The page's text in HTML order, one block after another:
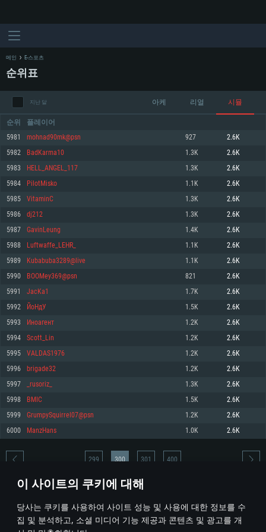
이 사이트의 쿠키에 대해
당사는 쿠키를 사용하여 사이트 성능 및 사용에 대한 정보를 수
집 및 분석하고, 소셜 미디어 기능 제공과 콘텐츠 및 광고를 개
최소사양
운영체제: Windows 10 (64 bit)
프로세서: 2.2 GHz 듀얼코어 이상
메모리: 4GB
그래픽 카드: DirectX 11 이상을 지원하는 AMD Radeon 77XX / NVIDIA
GeForce GT 660. 최소 사양 해상도: 720p
네트워크: 브로드밴드 인터넷
여유 저장 공간: 22.1 GB (최소 클라이언트)
권장 사양
570 혹은 그 이상
여유 저장 공간: 62.2 GB (전체 클라이언트)
최소사양
운영체제: Mac OS Big Sur 11.0
프로세서: 최소 2.2 GHz의 Core i5 (Intel Xeon 은 지원하지 않습니다)
메모리: 6 GB
그래픽 카드: Metal 을 지원하는 Intel Iris Pro 5200 (Mac), 혹은 이와 비슷한 성
능을 가지는 Mac 버전의 AMD/Nvidia. 최소 해상도: 720p
네트워크: 브로드밴드 인터넷
여유 저장 공간: 22.1 GB (최소 클라이언트)
권장 사양
네트워크: 브로드밴드 인터넷
여유 저장 공간: 62.2 GB (전체 클라이언트)
최소사양
운영체제: 64bit Linux 중 최신 버전
프로세서: 2.4 GHz 듀얼코어
메모리: 4 GB
그래픽 카드: Vulkan 을 지원하고, 최신 그래픽 드라이버를 지원하는 NVIDIA
660 (6개월 미만) 혹은 그와 동급의 성능을 가지며 최신 그래픽 드라이버를 지
원하는 AMD (6개월 미만; 최소사양 지원 해상도 720p)
네트워크: 브로드밴드 인터넷
여유 저장 공간: 22.1 GB (최소 클라이언트)
권장 사양
운영체제: Ubuntu 20.04 64bit
프로세서: Intel Core i7
메모리: 16 GB
그래픽 카드: Vulkan 을 지원하고, 최신 그래픽 드라이버를 지원하는 NVIDIA
1060 (6개월 미만) 혹은 그와 동급의 성능을 가지며 최신 그래픽 드라이버를
지원하는 AMD RX 570 (6개월 미만; 최소사양 지원 해상도 720p) 이상
여유 저장 공간: 62.2 GB (전체 클라이언트)
메인 E-스포츠
순위표
지난 달 아케 리얼 시뮬
순위 플레이어
5981 mohnad90mk@psn 927 2.6K
5982 BadKarma10 1.3K 2.6K
5983 HELL_ANGEL_117 1.3K 2.6K
5984 PilotMisko 1.1K 2.6K
5985 VitaminC 1.3K 2.6K
5986 dj212 1.3K 2.6K
5987 GavinLeung 1.4K 2.6K
5988 Luftwaffe_LEHR_ 1.1K 2.6K
5989 Kubabuba3289@live 1.1K 2.6K
5990 BOOMey369@psn 821 2.6K
5991 JacKa1 1.7K 2.6K
5992 ЙоНдУ 1.5K 2.6K
5993 Иноагент 1.2K 2.6K
5994 Scott_Lin 1.2K 2.6K
5995 VALDAS1976 1.2K 2.6K
5996 brigade32 1.2K 2.6K
5997 _rusoriz_ 1.3K 2.6K
5998 BMIC 1.5K 2.6K
5999 GrumpySquirrel07@psn 1.2K 2.6K
6000 ManzHans 1.0K 2.6K
* 순위표는 매일 1회 갱신됩니다
299 300 301 400